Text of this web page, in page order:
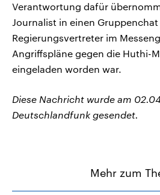
Verantwortung dafür
Journalist in einen
Regierungsvertreter im
Angriffspläne gegen die Huthi-
eingeladen worden war.
Diese Nachricht wurde am
Deutschlandfunk gesendet.
Mehr zum